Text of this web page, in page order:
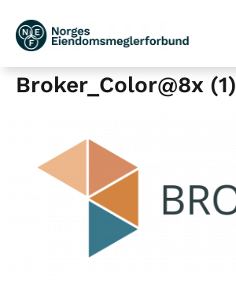
Broker_Color@8x (1)